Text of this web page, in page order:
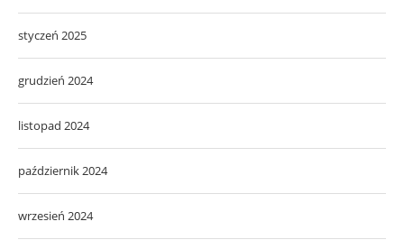
styczeń 2025
grudzień 2024
listopad 2024
październik 2024
wrzesień 2024